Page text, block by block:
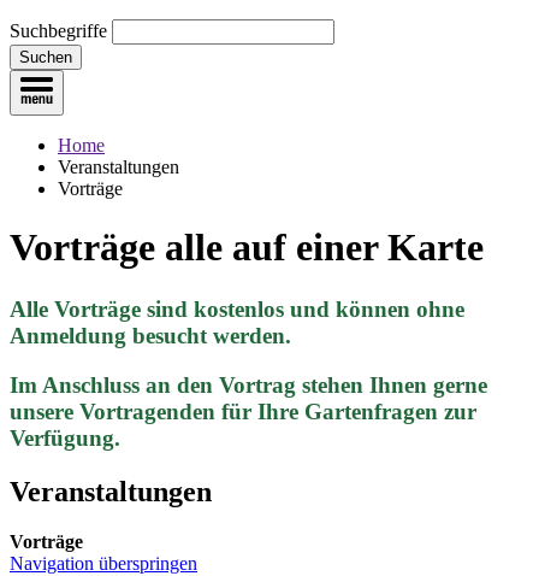
Suchbegriffe
Suchen
Home
Veranstaltungen
Vorträge
Vorträge alle auf einer Karte
Alle Vorträge sind kostenlos und können ohne
Anmeldung besucht werden.
Im Anschluss an den Vortrag stehen Ihnen gerne
unsere Vortragenden für Ihre Gartenfragen zur
Verfügung.
Veranstaltungen
Vorträge
Navigation überspringen